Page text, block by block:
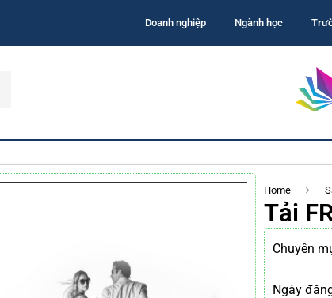
Doanh nghiệp Ngành học
Home
Tải
Chuyên
Ngày